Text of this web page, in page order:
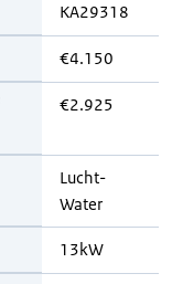
KA29318
€4.150
€2.925
Lucht-
Water
13kW